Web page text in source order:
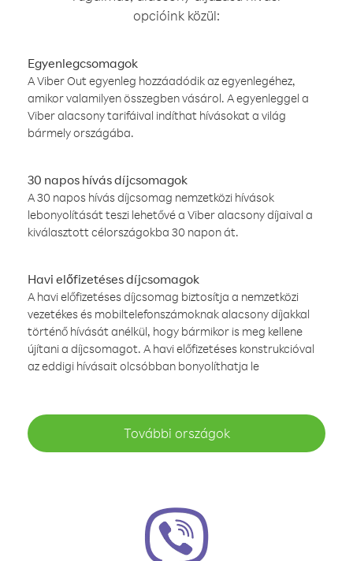
opcióink közül:
Egyenlegcsomagok
A Viber Out egyenleg hozzáadódik az egyenlegéhez,
amikor valamilyen összegben vásárol. A egyenleggel a
Viber alacsony tarifáival indíthat hívásokat a világ
bármely országába.
30 napos hívás díjcsomagok
A 30 napos hívás díjcsomag nemzetközi hívások
lebonyolítását teszi lehetővé a Viber alacsony díjaival a
kiválasztott célországokba 30 napon át.
Havi előfizetéses díjcsomagok
A havi előfizetéses díjcsomag biztosítja a nemzetközi
vezetékes és mobiltelefonszámoknak alacsony díjakkal
történő hívását anélkül, hogy bármikor is meg kellene
újítani a díjcsomagot. A havi előfizetéses konstrukcióval
az eddigi hívásait olcsóbban bonyolíthatja le
További országok